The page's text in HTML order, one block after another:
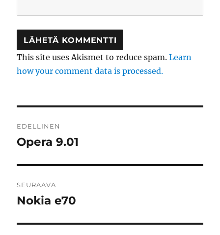
This site uses Akismet to reduce spam.Learn
how your comment data is processed.
selaus
EDELLINEN
Edellinen
Opera 9.01
SEURAAVA
Seuraava
Nokia e70